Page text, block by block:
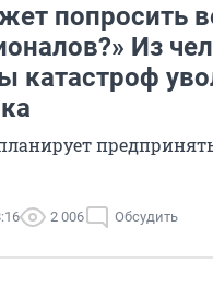
попросить
Из
катастроф
2 006 Обсудить